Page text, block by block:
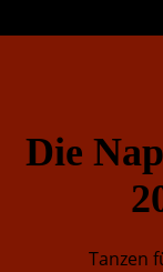
Die
Tanzen